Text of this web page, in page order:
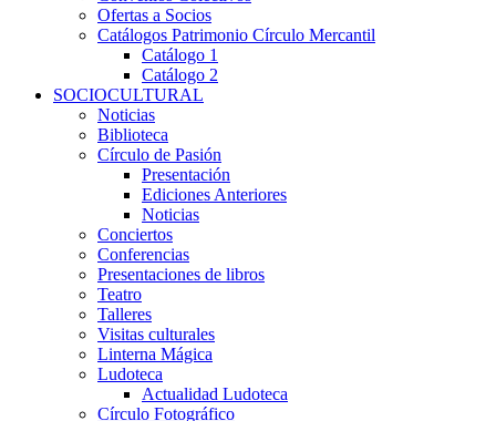
Ofertas a Socios
Catálogos Patrimonio Círculo Mercantil
Catálogo 1
Catálogo 2
SOCIOCULTURAL
Noticias
Biblioteca
Círculo de Pasión
Presentación
Ediciones Anteriores
Noticias
Conciertos
Conferencias
Presentaciones de libros
Teatro
Talleres
Visitas culturales
Linterna Mágica
Ludoteca
Actualidad Ludoteca
Círculo Fotográfico